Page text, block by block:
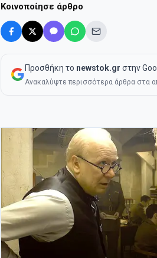
Κοινοποίησε άρθρο
Προσθήκη το newstok.gr στην
Ανακαλύψτε περισσότερα άρθρα στα